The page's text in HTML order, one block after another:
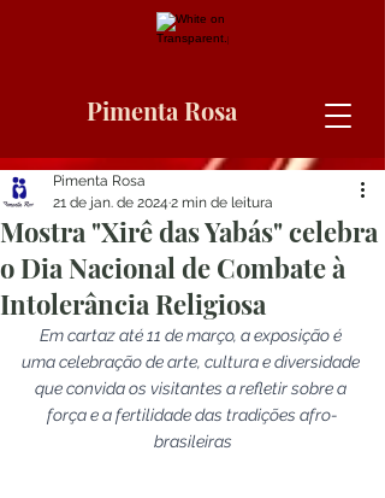
Pimenta Rosa
Mostra "Xirê das Yabás" celebra
o Dia Nacional de Combate à
Intolerância Religiosa
Pimenta Rosa
21 de jan. de 2024 2 min de leitura
Em cartaz até 11 de março, a exposição é
uma celebração de arte, cultura e diversidade
que convida os visitantes a refletir sobre a
força e a fertilidade das tradições afro-
brasileiras